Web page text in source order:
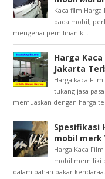
Kaca film
pada mobil,
mengenai pemilihan k...
Harga
Jakarta
Harga kaca
tukang jasa
memuaskan dengan harga
Spesifikasi
mobil merk
Harga Kaca
mobil memiliki
dalam bahan bakar kendaraa...